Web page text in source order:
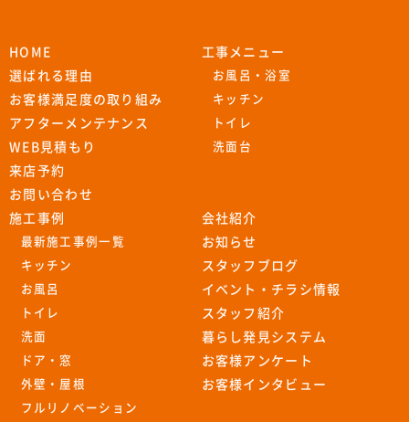
HOME
選ばれる理由
お客様満足度の取り組み
アフターメンテナンス
WEB見積もり
来店予約
お問い合わせ
工事メニュー
お風呂・浴室
キッチン
トイレ
洗面台
施工事例
最新施工事例一覧
キッチン
お風呂
トイレ
洗面
ドア・窓
外壁・屋根
フルリノベーション
会社紹介
お知らせ
スタッフブログ
イベント・チラシ情報
スタッフ紹介
暮らし発見システム
お客様アンケート
お客様インタビュー